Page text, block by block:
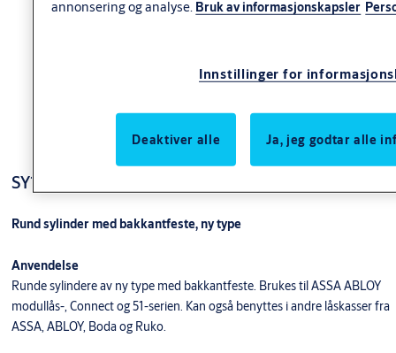
SY1269 SEC ny rund enkel
Rund sylinder med bakkantfeste, ny type
Anvendelse
Runde sylindere av ny type med bakkantfeste. Brukes til ASSA ABLOY
modullås-, Connect og 51-serien. Kan også benyttes i andre låskasser fra
ASSA, ABLOY, Boda og Ruko.
annonsering og analyse. Bruk av informasjonskapsler
Innstillinger for
Deaktiver alle Ja, jeg godtar alle